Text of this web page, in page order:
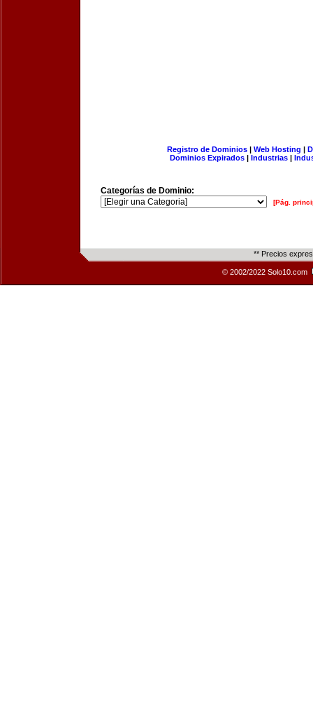
Registro de Dominios| Web Hosting |
Dominios Expirados | Industrias |
Categorías de Dominio:
[Pág.
** Precios
© 2002/2022 Solo10.com